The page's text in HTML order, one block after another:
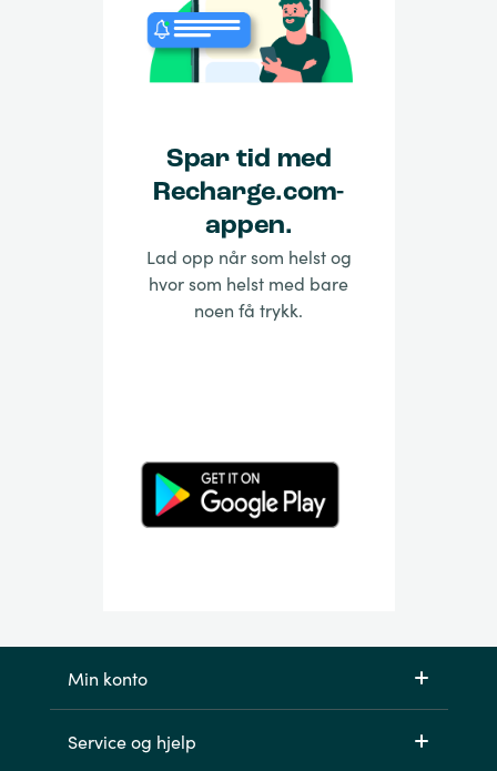
Spar tid med
Recharge.com-
appen.
Lad opp når som helst og
hvor som helst med bare
noen få trykk.
Min konto
Service og hjelp